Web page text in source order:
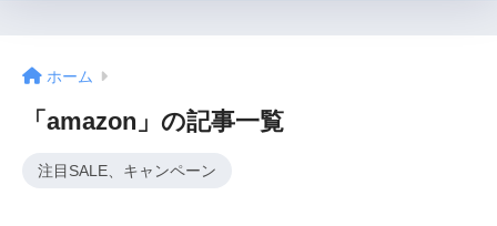
ホーム
「amazon」の記事一覧
注目SALE、キャンペーン